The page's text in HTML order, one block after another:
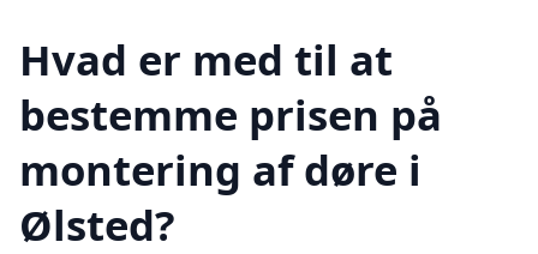
Hvad er med til at
bestemme prisen på
montering af døre i
Ølsted?